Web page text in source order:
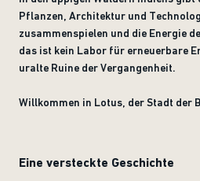
Pflanzen, Architektur und
zusammenspielen und die Energie
das ist kein Labor für erneuerbare
uralte Ruine der Vergangenheit.
Willkommen in Lotus, der Stadt der
Eine versteckte Geschichte